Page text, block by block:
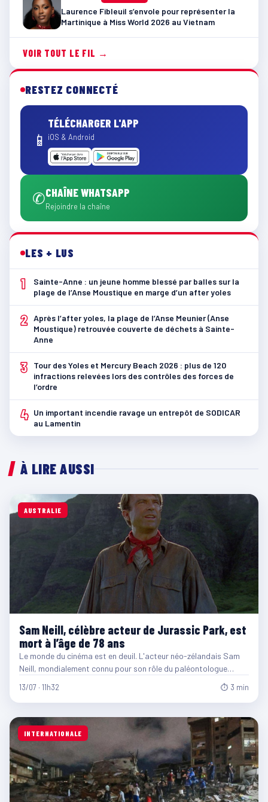
Laurence Fibleuil s’envole pour représenter la
Martinique à Miss World 2026 au Vietnam
VOIR TOUT LE FIL →
RESTEZ CONNECTÉ
📱
TÉLÉCHARGER L'APP
iOS & Android
✆CHAÎNE WHATSAPP
Rejoindre la chaîne
LES + LUS
1
Sainte-Anne : un jeune homme blessé par balles sur la
plage de l’Anse Moustique en marge d’un after yoles
2 Après l’after yoles, la plage de l’Anse Meunier (Anse
Moustique) retrouvée couverte de déchets à Sainte-
Anne
3
Tour des Yoles et Mercury Beach 2026 : plus de 120
infractions relevées lors des contrôles des forces de
l’ordre
4 Un important incendie ravage un entrepôt de SODICAR
au Lamentin
À LIRE AUSSI
AUSTRALIE
Sam Neill, célèbre acteur de Jurassic Park, est
mort à l’âge de 78 ans
Le monde du cinéma est en deuil. L'acteur néo-zélandais Sam
Neill, mondialement connu pour son rôle du paléontologue…
13/07 · 11h32 ⏱ 3 min
INTERNATIONALE